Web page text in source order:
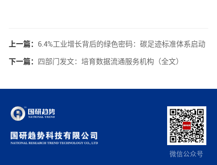
上一篇： 6.4%工业增长背后的绿色密码：碳足迹标准体系启动
下一篇： 四部门发文：培育数据流通服务机构（全文）
微信公众号